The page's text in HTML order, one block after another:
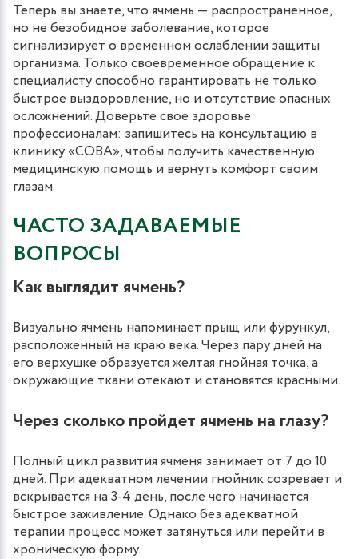
Теперь вы знаете, что ячмень — распространенное,
но не безобидное заболевание, которое
сигнализирует о временном ослаблении защиты
организма. Только своевременное обращение к
специалисту способно гарантировать не только
быстрое выздоровление, но и отсутствие опасных
осложнений. Доверьте свое здоровье
профессионалам: запишитесь на консультацию в
клинику «СОВА», чтобы получить качественную
медицинскую помощь и вернуть комфорт своим
глазам.
ЧАСТО ЗАДАВАЕМЫЕ
ВОПРОСЫ
Как выглядит ячмень?
Визуально ячмень напоминает прыщ или фурункул,
расположенный на краю века. Через пару дней на
его верхушке образуется желтая гнойная точка, а
окружающие ткани отекают и становятся красными.
Через сколько пройдет ячмень на глазу?
Полный цикл развития ячменя занимает от 7 до 10
дней. При адекватном лечении гнойник созревает и
вскрывается на 3-4 день, после чего начинается
быстрое заживление. Однако без адекватной
терапии процесс может затянуться или перейти в
хроническую форму.